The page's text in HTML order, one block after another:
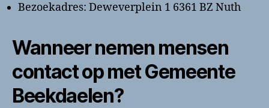
Bezoekadres: Deweverplein 1 6361 BZ Nuth
Wanneer nemen mensen
contact op met Gemeente
Beekdaelen?